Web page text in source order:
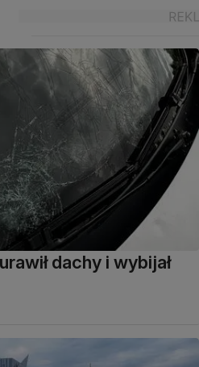
dachy i wybijał